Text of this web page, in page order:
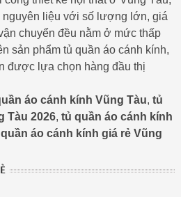
nguyên liệu với số lượng lớn, giá
chuyển đều nằm ở mức thấp
sản phẩm tủ quần áo cánh kính,
được lựa chọn hàng đầu thị
áo cánh kính Vũng Tàu, tủ
Tàu 2026, tủ quần áo cánh kính
áo cánh kính giá rẻ Vũng